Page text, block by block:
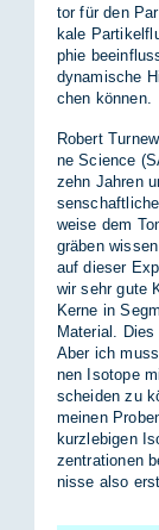
tor für den
ka­le
phie
dy­na­mi­sche
chen kön­nen.
Ro­bert
ne Sci­ence
zehn Jah­ren
wei­se dem
grä­ben
auf die­ser
wir sehr gute
Ker­ne in
Ma­te­ri­al.
Aber ich
nen Iso­to­pe
schei­den zu
mei­nen
kurz­le­bi­gen
zen­tra­tio­nen
nis­se also